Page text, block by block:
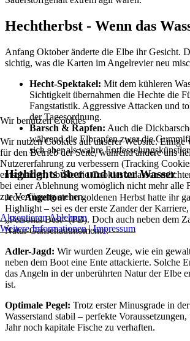
Hechtherbst - Wenn das
Anfang Oktober änderte die Elbe ihr Gesicht.
sichtig, was die Karten im Angelrevier neu
Hecht-Spektakel: Mit dem kühleren
Sichtigkeit übernahmen die Hechte die
Fangstatistik. Aggressive Attacken und
der Tagesordnung.
Barsch & Rapfen: Auch die
während die Elbrapfen zwar die
sich aber als wahre
Highlights über und unter Wasser
JedeAngeltourim goldenen Herbst hatte ihr
Highlight – sei es der erste Zander der
„Personal Best“ (PB). Doch auch neben dem
Natur Gänsehautmomente:
Adler-Jagd: Wir wurden Zeuge, wie ein
neben dem Boot eine Ente attackierte. Solche
das Angeln in der unberührten Natur der Elbe
ist.
Optimale Pegel: Trotz erster Minusgrade in
Wasserstand stabil – perfekte
Jahr noch kapitale Fische zu verhaften.
Wir benutzen Cookies
Wir nutzen Cookies auf unserer Website. Einige
für den Betrieb der Seite, während andere uns
Nutzererfahrung zu verbessern (Tracking
entscheiden, ob Sie die Cookies zulassen
bei einer Ablehnung womöglich nicht mehr alle
zur Verfügung stehen.
AkzeptierenAblehnen
Weitere Informationen|Impressum